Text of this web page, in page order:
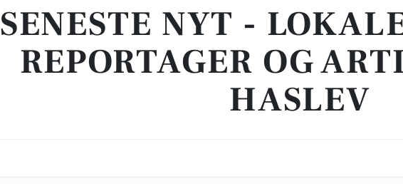
SENESTE NYT -
REPORTAGER OG
HASLEV